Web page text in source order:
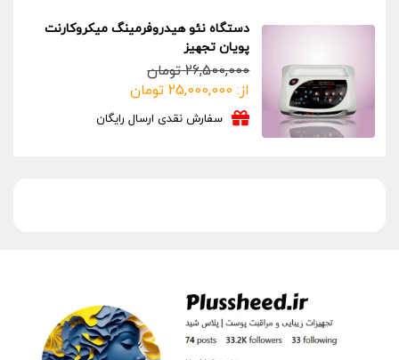
دستگاه نئو هیدروفرمینگ میکروکارنت
پویان تجهیز
26,500,000 تومان
از: 25,000,000 تومان
سفارش نقدی ارسال رایگان